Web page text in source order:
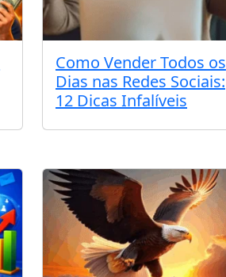
Como Vender Todos os
Dias nas Redes Sociais:
12 Dicas Infalíveis